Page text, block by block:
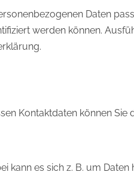
Daten
werden können.
Kontaktdaten können
es sich z. B. um Daten